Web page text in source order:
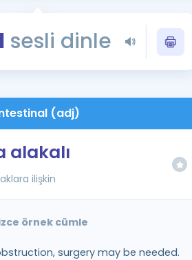
YDS - YÖKDİL
İngilizce Gramer
sesli dinle
(adj)
alakalı
ilişkin
örnek cümle
surgery may be needed.